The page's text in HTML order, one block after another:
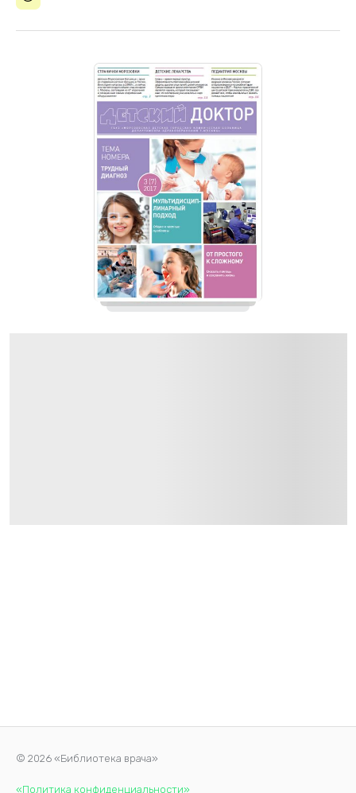
© 2026 «Библиотека врача»
«Политика конфиденциальности»